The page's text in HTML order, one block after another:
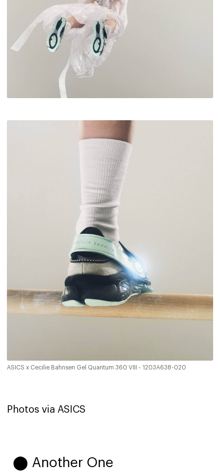
ASICS x Cecilie Bahnsen Gel Quantum 360 VIII - 1203A638-020
Photos via ASICS
⬤ Another One